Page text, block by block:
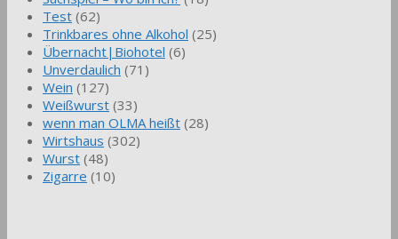
Test (62)
Trinkbares ohne Alkohol (25)
Übernacht|Biohotel (6)
Unverdaulich (71)
Wein (127)
Weißwurst (33)
wenn man OLMA heißt (28)
Wirtshaus (302)
Wurst (48)
Zigarre (10)